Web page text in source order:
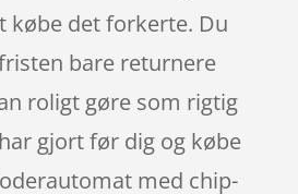
købe det forkerte. Du
bare returnere
roligt gøre som rigtig
gjort før dig og købe
med chip-